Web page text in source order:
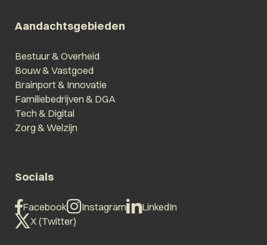
Aandachtsgebieden
Bestuur & Overheid
Bouw & Vastgoed
Brainport & Innovatie
Familiebedrijven & DGA
Tech & Digital
Zorg & Welzijn
Socials
Facebook Instagram
LinkedIn
X (Twitter)